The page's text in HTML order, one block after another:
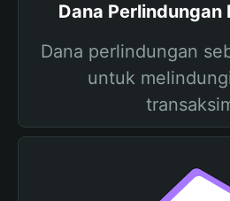
Dana Perlindungan
Dana perlindungan
untuk